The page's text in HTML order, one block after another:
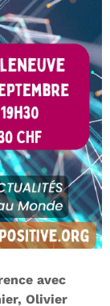
avec
Olivier